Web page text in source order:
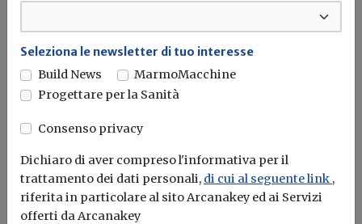
Idrogeno verde, una soluzione per
l'energia del futuro. Ma oggi è ancora
troppo caro
L'obiettivo crescita sostenibile è raggiungibile
attraverso l'utilizzo dell'idrogeno verde. Ma al
Seleziona le newsletter di tuo interesse
Build News
MarmoMacchine
Progettare per la Sanità
Consenso privacy
Dichiaro di aver compreso l'informativa per il
trattamento dei dati personali, di cui al seguente link ,
riferita in particolare al sito Arcanakey ed ai Servizi
offerti da Arcanakey